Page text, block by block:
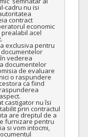
cadru nu isi
contract
economic
acel
exclusiva pentru
vederea
documentelor
de evaluare
o raspundere
ca fiind
castigator nu îsi
prin contractul
are dreptul de a
furnizare pentru
si vom intocmi,